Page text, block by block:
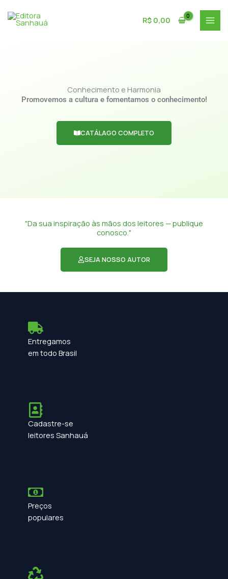
para
R$0,00
Conhecimento e Harmonia
Promovemos a cultura e fomentamos o conhecimento!
CATÁLAGO COMPLETO
"Da sua inspiração às mãos dos leitores — publique
conosco."
SEJA NOSSO AUTOR
Entregamos
em todo Brasil
Cadastre-se
leitores Sanhauá
Preços
populares